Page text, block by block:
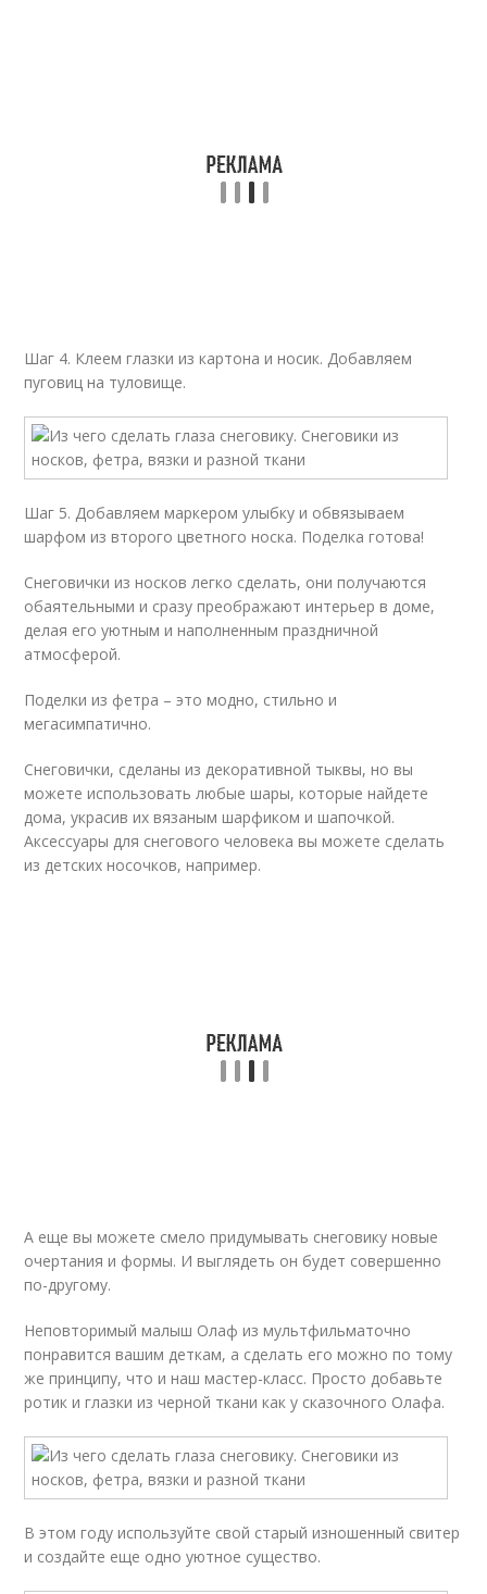
Шаг 4. Клеем глазки из картона и носик. Добавляем
пуговиц на туловище.
Шаг 5. Добавляем маркером улыбку и обвязываем
шарфом из второго цветного носка. Поделка готова!
Снеговички из носков легко сделать, они получаются
обаятельными и сразу преображают интерьер в доме,
делая его уютным и наполненным праздничной
атмосферой.
Поделки из фетра – это модно, стильно и
мегасимпатично.
Снеговички, сделаны из декоративной тыквы, но вы
можете использовать любые шары, которые найдете
дома, украсив их вязаным шарфиком и шапочкой.
Аксессуары для снегового человека вы можете сделать
из детских носочков, например.
А еще вы можете смело придумывать снеговику новые
очертания и формы. И выглядеть он будет совершенно
по-другому.
Неповторимый малыш Олаф из мультфильматочно
понравится вашим деткам, а сделать его можно по тому
же принципу, что и наш мастер-класс. Просто добавьте
ротик и глазки из черной ткани как у сказочного Олафа.
В этом году используйте свой старый изношенный свитер
и создайте еще одно уютное существо.